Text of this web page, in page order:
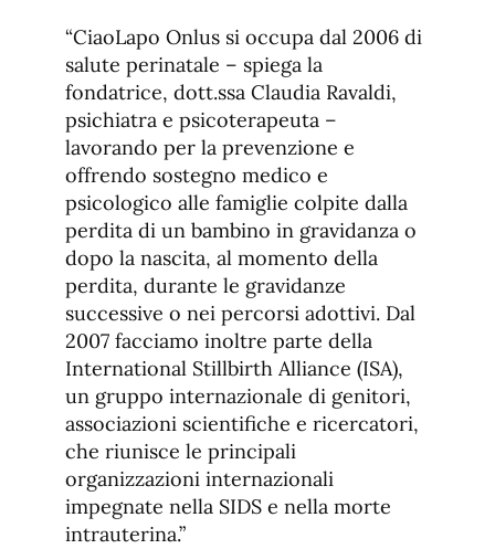
“CiaoLapo Onlus si occupa dal 2006 di
salute perinatale – spiega la
fondatrice, dott.ssa Claudia Ravaldi,
psichiatra e psicoterapeuta –
lavorando per la prevenzione e
offrendo sostegno medico e
psicologico alle famiglie colpite dalla
perdita di un bambino in gravidanza o
dopo la nascita, al momento della
perdita, durante le gravidanze
successive o nei percorsi adottivi. Dal
2007 facciamo inoltre parte della
International Stillbirth Alliance (ISA),
un gruppo internazionale di genitori,
associazioni scientifiche e ricercatori,
che riunisce le principali
organizzazioni internazionali
impegnate nella SIDS e nella morte
intrauterina.”